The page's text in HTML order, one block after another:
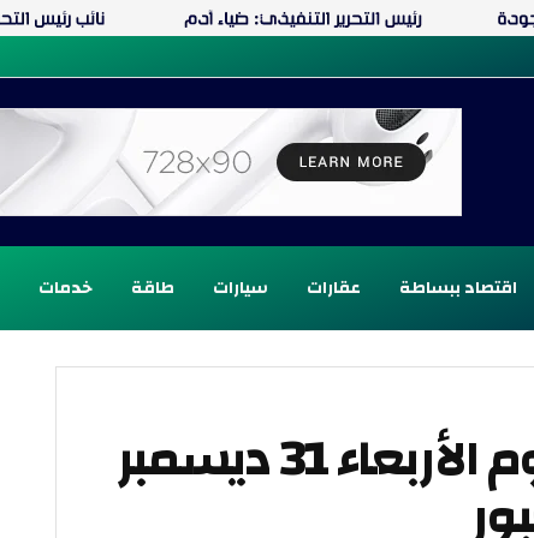
اقتصاد ببساطة عقارات سيارات طاقة خدمات
أسعار الخضروات اليوم الأربعاء 31 ديسمبر